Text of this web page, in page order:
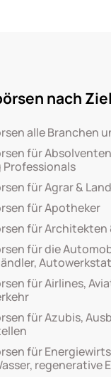
nach
alle Branchen
für
Professionals
für Agrar &
für Apotheker
für Architekten
für die
für Airlines,
für Azubis,
für
regenerative